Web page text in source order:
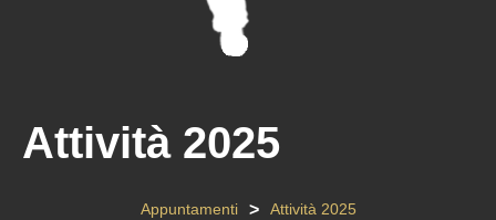
Attività 2025
Appuntamenti > Attività 2025